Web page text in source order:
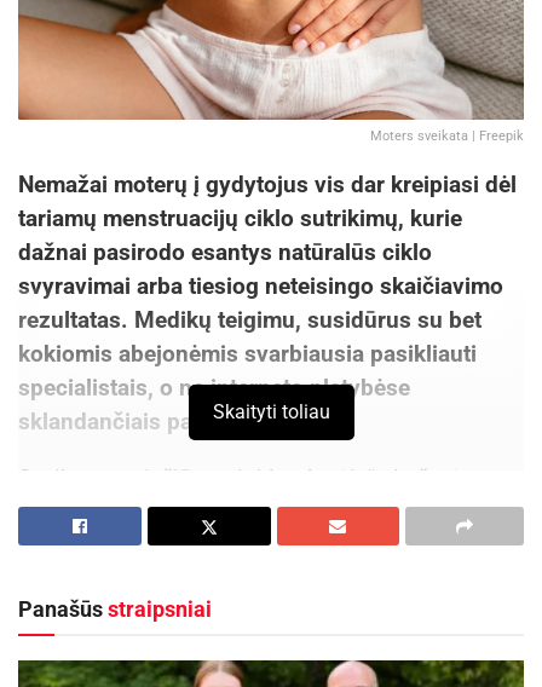
Moters sveikata | Freepik
Nemažai moterų į gydytojus vis dar kreipiasi dėl
tariamų menstruacijų ciklo sutrikimų, kurie
dažnai pasirodo esantys natūralūs ciklo
svyravimai arba tiesiog neteisingo skaičiavimo
rezultatas. Medikų teigimu, susidūrus su bet
kokiomis abejonėmis svarbiausia pasikliauti
specialistais, o ne interneto platybėse
sklandančiais patarimais.
Sveikatos priežiūros tinklo „Antėja“ akušerės-
ginekologės Gintarės Čipinienės teigimu,
normalus moters ciklas gali trukti nuo 21 iki 35
ir nežino, kaip tiksliai jį skaičiuoti, dažnai
Skaityti toliau
Panašūsstraipsniai